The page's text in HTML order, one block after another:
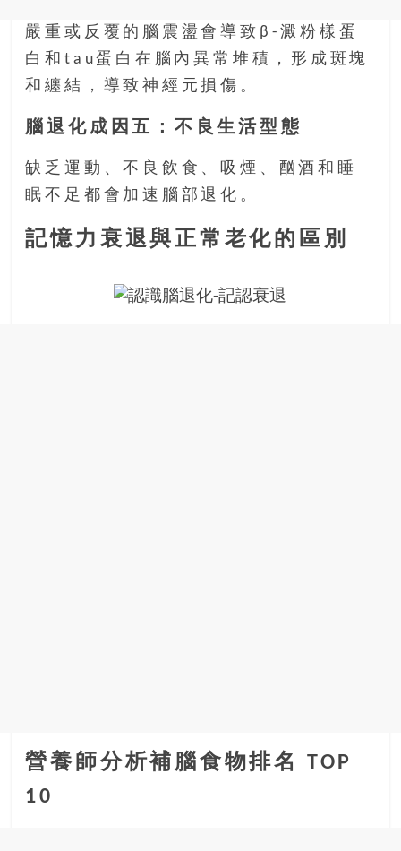
嚴重或反覆的腦震盪會導致β-澱粉樣蛋
白和tau蛋白在腦內異常堆積，形成斑塊
和纏結，導致神經元損傷。
腦退化成因五：不良生活型態
缺乏運動、不良飲食、吸煙、酗酒和睡
眠不足都會加速腦部退化。
記憶力衰退與正常老化的區別
營養師分析補腦食物排名 TOP
10